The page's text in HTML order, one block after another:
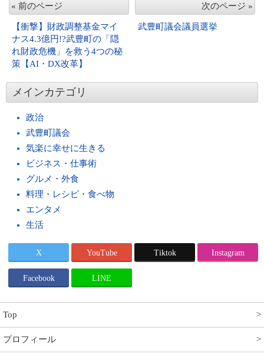
« 前のページ
【衝撃】財政調整基金マイ
ナス4.3億円!?武豊町の「隠
れ財政危機」を救う4つの秘
策【AI・DX改革】
次のページ »
武豊町議会議員選挙
メインカテゴリ
政治
武豊町議会
気楽に幸せに生きる
ビジネス・仕事術
グルメ・外食
料理・レシピ・食べ物
エンタメ
生活
X YouTube Tiktok Instagram
Facebook LINE
Top
プロフィール